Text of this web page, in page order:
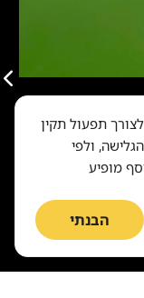
של
תפעול תקין
ולפי
מופיע
הבנתי